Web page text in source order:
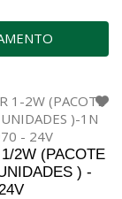
2W (PACOTE
) -